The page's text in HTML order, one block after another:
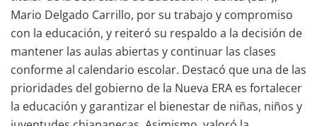
Mario Delgado Carrillo, por su trabajo y compromiso
con la educación, y reiteró su respaldo a la decisión de
mantener las aulas abiertas y continuar las clases
conforme al calendario escolar. Destacó que una de las
prioridades del gobierno de la Nueva ERA es fortalecer
la educación y garantizar el bienestar de niñas, niños y